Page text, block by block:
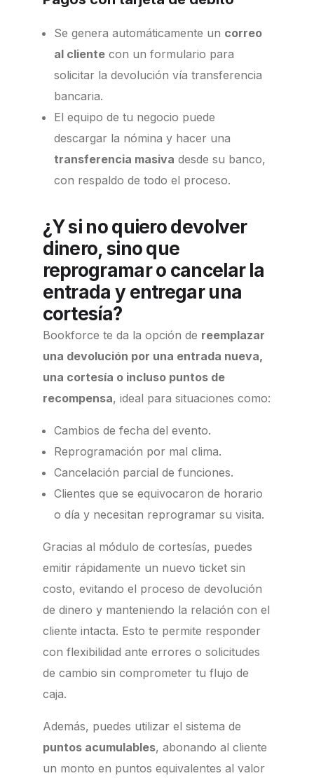
Se genera automáticamente un correo
al clientecon un formulario para
solicitar la devolución vía transferencia
bancaria.
El equipo de tu negocio puede
descargar la nómina y hacer una
transferencia masiva desde su banco,
con respaldo de todo el proceso.
¿Y si no quiero devolver
dinero, sino que
reprogramar o cancelar la
entrada y entregar una
cortesía?
Bookforce te da la opción de reemplazar
una devolución por una entrada nueva,
una cortesía o incluso puntos de
recompensa, ideal para situaciones como:
Cambios de fecha del evento.
Reprogramación por mal clima.
Cancelación parcial de funciones.
Clientes que se equivocaron de horario
o día y necesitan reprogramar su visita.
Gracias al módulo de cortesías, puedes
emitir rápidamente un nuevo ticket sin
costo, evitando el proceso de devolución
de dinero y manteniendo la relación con el
cliente intacta. Esto te permite responder
con flexibilidad ante errores o solicitudes
de cambio sin comprometer tu flujo de
caja.
Además, puedes utilizar el sistema de
puntos acumulables, abonando al cliente
un monto en puntos equivalentes al valor